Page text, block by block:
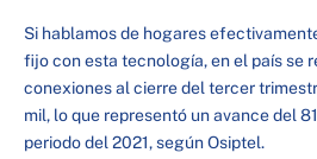
Si hablamos de hogares
fijo con esta tecnología, en el país se
conexiones al cierre del tercer
mil, lo que representó un avance del
periodo del 2021, según Osiptel.